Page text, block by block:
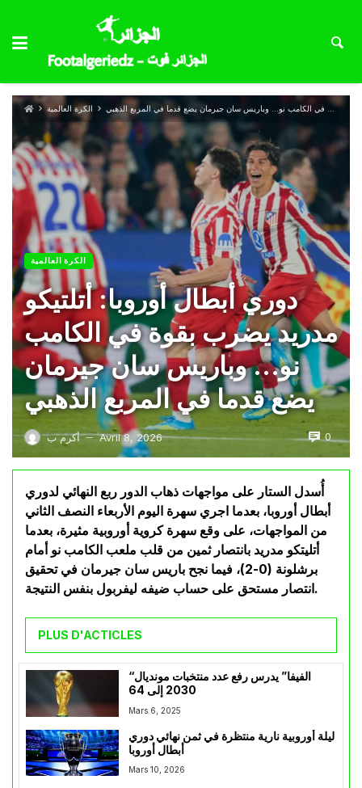
الكرة العالمية دوري أبطال أوروبا: أتلتيكو مدريد يضرب بقوة في الكامب نو… وباريس سان جيرمان يضع قدما في المربع الذهبي
الكرة العالمية
دوري أبطال أوروبا: أتلتيكو
مدريد يضرب بقوة في الكامب
نو… وباريس سان جيرمان
يضع قدما في المربع الذهبي
أكرم ب — Avril 8, 2026 0
أُسدل الستار على مواجهات ذهاب الدور ربع النهائي لدوري
أبطال أوروبا، بعدما اجري سهرة اليوم الأربعاء النصف الثاني
من المواجهات، على وقع سهرة كروية أوروبية مثيرة، بعدما
أتليتكو مدريد بانتصار ثمين من قلب ملعب الكامب نو أمام
برشلونة (0-2)، فيما نجح باريس سان جيرمان في تحقيق
انتصار مستحق على حساب ضيفه ليفربول بنفس النتيجة.
PLUS D'ACTICLES
“الفيفا” يدرس رفع عدد منتخبات مونديال
2030 إلى 64
Mars 6, 2025
ليلة أوروبية نارية منتظرة في ثمن نهائي دوري
أبطال أوروبا
Mars 10, 2026